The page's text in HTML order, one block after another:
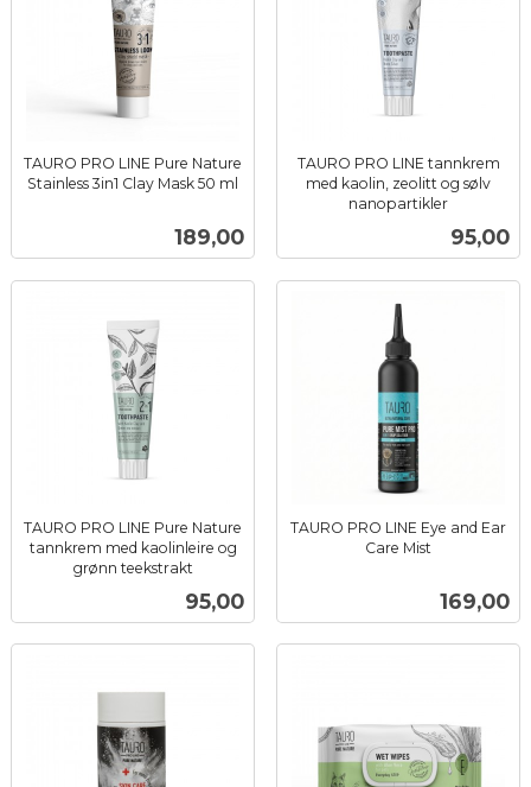
TAURO PRO LINE Pure Nature
Stainless 3in1 Clay Mask 50 ml
Pris
189,00
TAURO PRO LINE tannkrem
med kaolin, zeolitt og sølv
nanopartikler
Pris
95,00
TAURO PRO LINE Pure Nature
tannkrem med kaolinleire og
grønn teekstrakt
Pris
95,00
TAURO PRO LINE Eye and Ear
Care Mist
Pris
169,00